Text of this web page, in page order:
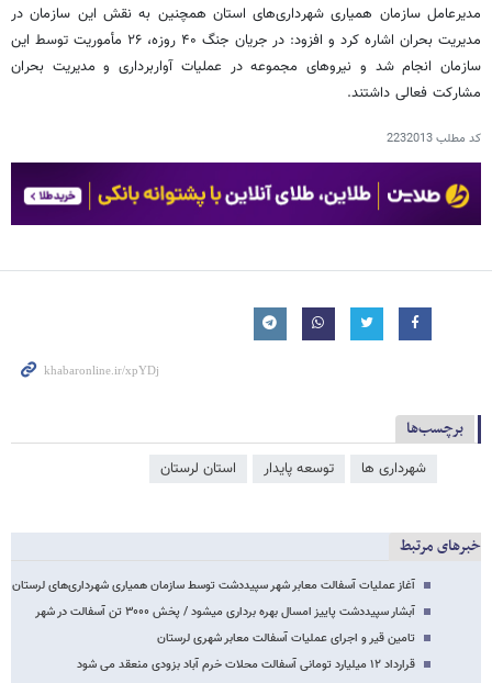
مدیرعامل سازمان همیاری شهرداری‌های استان همچنین به نقش این سازمان در
مدیریت بحران اشاره کرد و افزود: در جریان جنگ ۴۰ روزه، ۲۶ مأموریت توسط این
سازمان انجام شد و نیروهای مجموعه در عملیات آواربرداری و مدیریت بحران
مشارکت فعالی داشتند.
کد مطلب2232013
برچسب‌ها
شهرداری ها توسعه پایدار استان لرستان
خبرهای مرتبط
آغاز عملیات آسفالت معابر شهر سپیددشت توسط سازمان همیاری شهرداری‌های لرستان
آبشار سپیددشت پاییز امسال بهره برداری میشود / پخش ۳۰۰۰ تن آسفالت در شهر
تامین قیر و اجرای عملیات آسفالت معابر شهری لرستان
قرارداد ۱۲ میلیارد تومانی آسفالت محلات خرم آباد بزودی منعقد می شود